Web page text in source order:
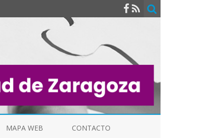
MAPA WEB CONTACTO